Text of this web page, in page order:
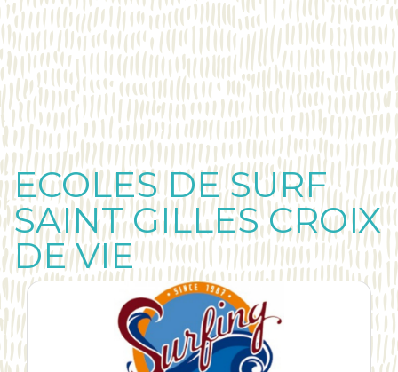
ECOLES DE SURF
SAINT GILLES CROIX
DE VIE